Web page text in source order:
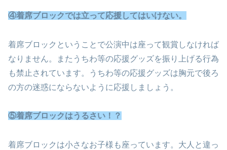
④着席ブロックでは立って応援してはいけない。
着席ブロックということで公演中は座って観賞しなければ
なりません。またうちわ等の応援グッズを振り上げる行為
も禁止されています。うちわ等の応援グッズは胸元で後ろ
の方の迷惑にならないように応援しましょう。
⑤着席ブロックはうるさい！？
着席ブロックは小さなお子様も座っています。大人と違っ